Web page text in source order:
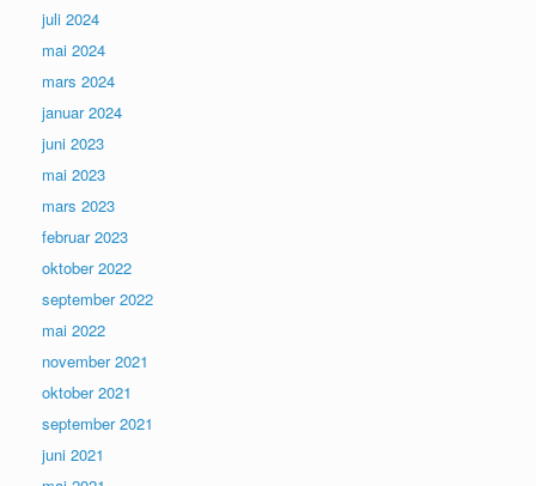
juli 2024
mai 2024
mars 2024
januar 2024
juni 2023
mai 2023
mars 2023
februar 2023
oktober 2022
september 2022
mai 2022
november 2021
oktober 2021
september 2021
juni 2021